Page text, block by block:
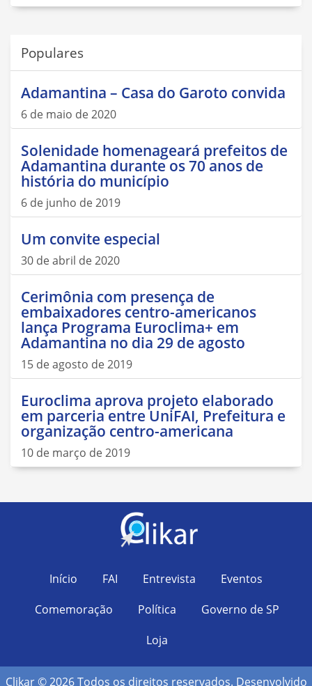
Populares
Adamantina – Casa do Garoto convida
6 de maio de 2020
Solenidade homenageará prefeitos de
Adamantina durante os 70 anos de
história do município
6 de junho de 2019
Um convite especial
30 de abril de 2020
Cerimônia com presença de
embaixadores centro-americanos
lança Programa Euroclima+ em
Adamantina no dia 29 de agosto
15 de agosto de 2019
Euroclima aprova projeto elaborado
em parceria entre UniFAI, Prefeitura e
organização centro-americana
10 de março de 2019
Início FAI Entrevista
Eventos
Comemoração
Política
Governo de SP
Loja
Clikar © 2026 Todos os direitos reservados. Desenvolvido